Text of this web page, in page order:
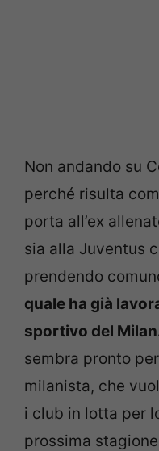
Non andando su
perché risulta
porta all’ex
sia alla Juventus
prendendo
quale ha già
sportivo del
sembra pronto
milanista, che
i club in lotta per
prossima